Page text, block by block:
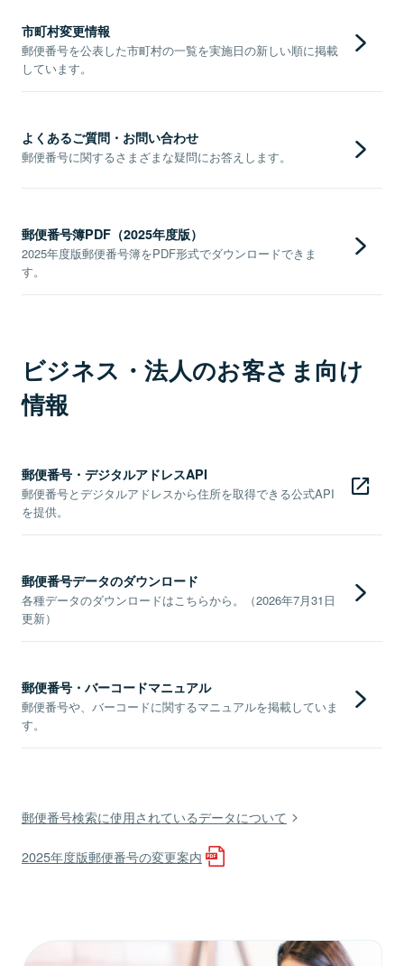
市町村変更情報
郵便番号を公表した市町村の一覧を実施日の新しい順に掲載
しています。
よくあるご質問・お問い合わせ
郵便番号に関するさまざまな疑問にお答えします。
郵便番号簿PDF（2025年度版）
2025年度版郵便番号簿をPDF形式でダウンロードできま
す。
ビジネス・法人のお客さま向け
情報
郵便番号・デジタルアドレスAPI
郵便番号とデジタルアドレスから住所を取得できる公式API
を提供。
郵便番号データのダウンロード
各種データのダウンロードはこちらから。（2026年7月31日
更新）
郵便番号・バーコードマニュアル
郵便番号や、バーコードに関するマニュアルを掲載していま
す。
郵便番号検索に使用されているデータについて
2025年度版郵便番号の変更案内